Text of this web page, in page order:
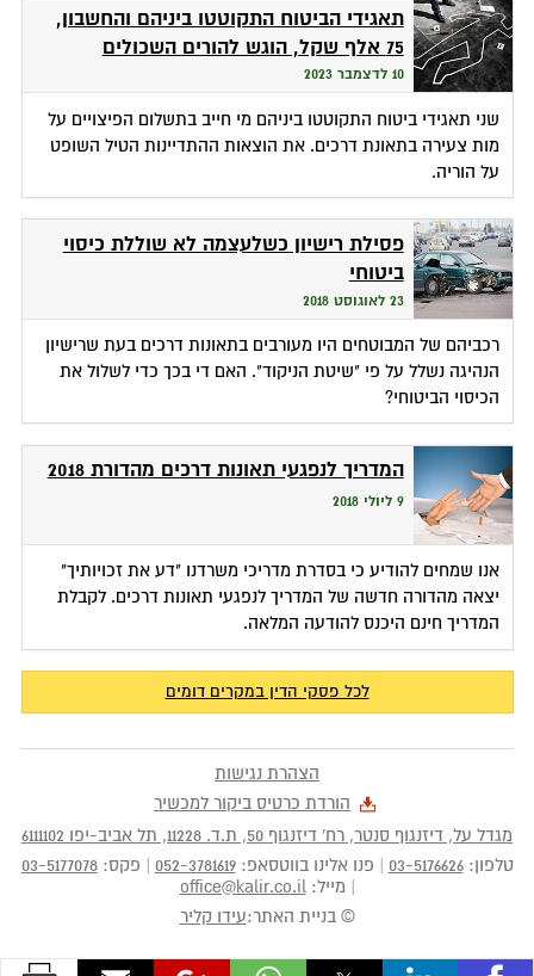
תאגידי הביטוח התקוטטו ביניהם והחשבון,
75 אלף שקל, הוגש להורים השכולים
10 לדצמבר 2023
שני תאגידי ביטוח התקוטטו ביניהם מי חייב בתשלום הפיצויים על
מות צעירה בתאונת דרכים. את הוצאות ההתדיינות הטיל השופט
על הוריה.
פסילת רישיון כשלעצמה לא שוללת כיסוי
ביטוחי
23 לאוגוסט 2018
רכביהם של המבוטחים היו מעורבים בתאונות דרכים בעת שרישיון
הנהיגה נשלל על פי "שיטת הניקוד". האם די בכך כדי לשלול את
הכיסוי הביטוחי?
המדריך לנפגעי תאונות דרכים מהדורת 2018
9 ליולי 2018
אנו שמחים להודיע כי בסדרת מדריכי משרדנו "דע את זכויותיך"
יצאה מהדורה חדשה של המדריך לנפגעי תאונות דרכים. לקבלת
המדריך חינם היכנס להודעה המלאה.
לכל פסקי הדין במקרים דומים
הצהרת נגישות
הורדת כרטיס ביקור למכשיר
מגדל על, דיזנגוף סנטר, רח' דיזנגוף 50
, ת.ד. 11228
, תל אביב-יפו 6111102
טלפון:03-5176626 פנו אלינו בווטסאפ:052-3781619 פקס:03-5177078
מייל:office@kalir.co.il
© בניית האתר:עידו קליר